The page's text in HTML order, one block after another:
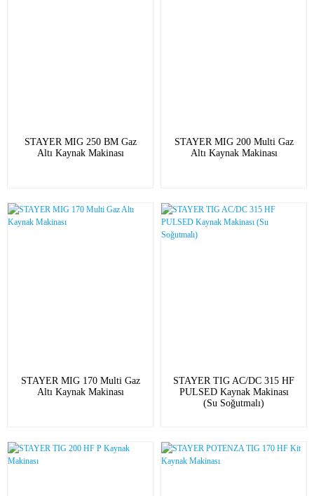
STAYER MIG 250 BM Gaz
Altı Kaynak Makinası
STAYER MIG 200 Multi Gaz
Altı Kaynak Makinası
STAYER MIG 170 Multi Gaz
Altı Kaynak Makinası
STAYER TIG AC/DC 315 HF
PULSED Kaynak Makinası
(Su Soğutmalı)